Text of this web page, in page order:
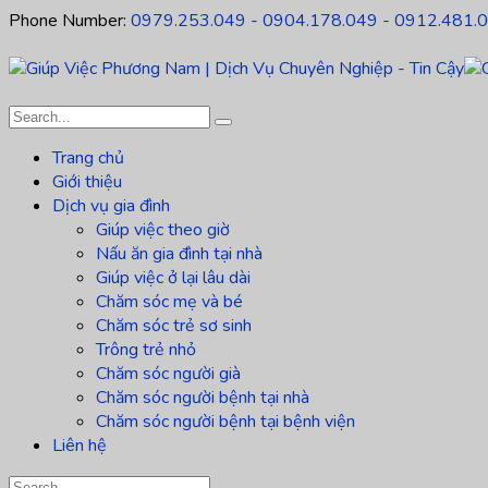
Phone Number: 0979.253.049 - 0904.178.049 -
Trang chủ
Giới thiệu
Dịch vụ gia đình
Giúp việc theo giờ
Nấu ăn gia đình tại nhà
Giúp việc ở lại lâu dài
Chăm sóc mẹ và bé
Chăm sóc trẻ sơ sinh
Trông trẻ nhỏ
Chăm sóc người già
Chăm sóc người bệnh tại nhà
Chăm sóc người bệnh tại bệnh viện
Liên hệ